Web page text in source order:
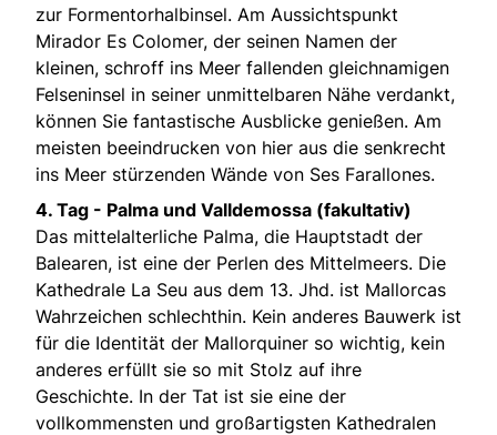
zur Formentorhalbinsel. Am Aussichtspunkt
Mirador Es Colomer, der seinen Namen der
kleinen, schroff ins Meer fallenden gleichnamigen
Felseninsel in seiner unmittelbaren Nähe verdankt,
können Sie fantastische Ausblicke genießen. Am
meisten beeindrucken von hier aus die senkrecht
ins Meer stürzenden Wände von Ses Farallones.
4. Tag - Palma und Valldemossa (fakultativ)
Das mittelalterliche Palma, die Hauptstadt der
Balearen, ist eine der Perlen des Mittelmeers. Die
Kathedrale La Seu aus dem 13. Jhd. ist Mallorcas
Wahrzeichen schlechthin. Kein anderes Bauwerk ist
für die Identität der Mallorquiner so wichtig, kein
anderes erfüllt sie so mit Stolz auf ihre
Geschichte. In der Tat ist sie eine der
vollkommensten und großartigsten Kathedralen